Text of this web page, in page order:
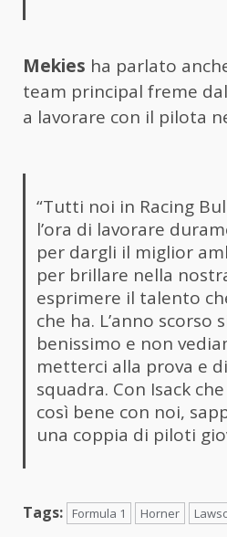
Mekies ha parlato
team principal freme
a lavorare con il pilota
“Tutti noi in Racing
l’ora di lavorare
per dargli il miglior
per brillare nella
esprimere il talento
che ha. L’anno scorso
benissimo e non
metterci alla prova e
squadra. Con Isack
così bene con noi,
una coppia di piloti
Tags: Formula 1 Horner